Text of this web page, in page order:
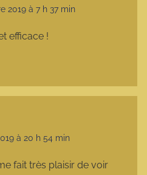
2019 à 7 h 37 min
efficace !
à 20 h 54 min
fait très plaisir de voir